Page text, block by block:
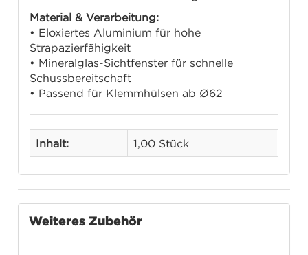
Material & Verarbeitung:
• Eloxiertes Aluminium für hohe
Strapazierfähigkeit
• Mineralglas-Sichtfenster für schnelle
Schussbereitschaft
• Passend für Klemmhülsen ab Ø62
Inhalt: 1,00 Stück
Weiteres Zubehör